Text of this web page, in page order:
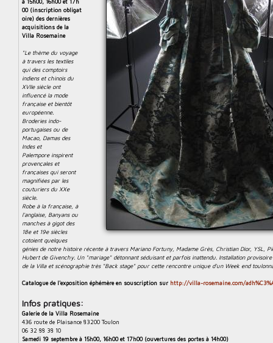
à 15h00, 16h00 et 17h
00 (inscription obligat
oire) des dernières
acquisitions de la
Villa Rosemaine
"Le thème du voyage
à travers les textiles
qui des comptoirs
indiens et chinois du
XVIIe siècle ont
influencé la mode
française et bientôt
européenne.
Broderies indo-
portugaises ou de
Macao, Damas des
Indes et
Palempore inspirent
provençales et
françaises qui seront
magnifiées par les
couturiers du XXe
siècle.
Robe à la française, à
l'anglaise, Banyans ou
manches à gigot des
18e et 19e siècles
cotoient quelques
génies de notre histoire récente à travers Mariano Fortuny, Madame Grès, Christian Dior, YSL,
Hubert de Givenchy. Un "mariage" détonnant séduisant et parfois inattendu. Installation provisoire
de la Villa et scénographie très "Back stage" pour cette rencontre unique d'un Week end
Catalogue de l'exposition éphémère en souscription sur http://villa-rosemaine.com/
Infos pratiques:
Galerie de la Villa Rosemaine
​436 route de Plaisance 83200 Toulon
06 32 88 38 10
Samedi 19 septembre à 15h00, 16h00 et 17h00 (ouvertures des portes à 14h00)